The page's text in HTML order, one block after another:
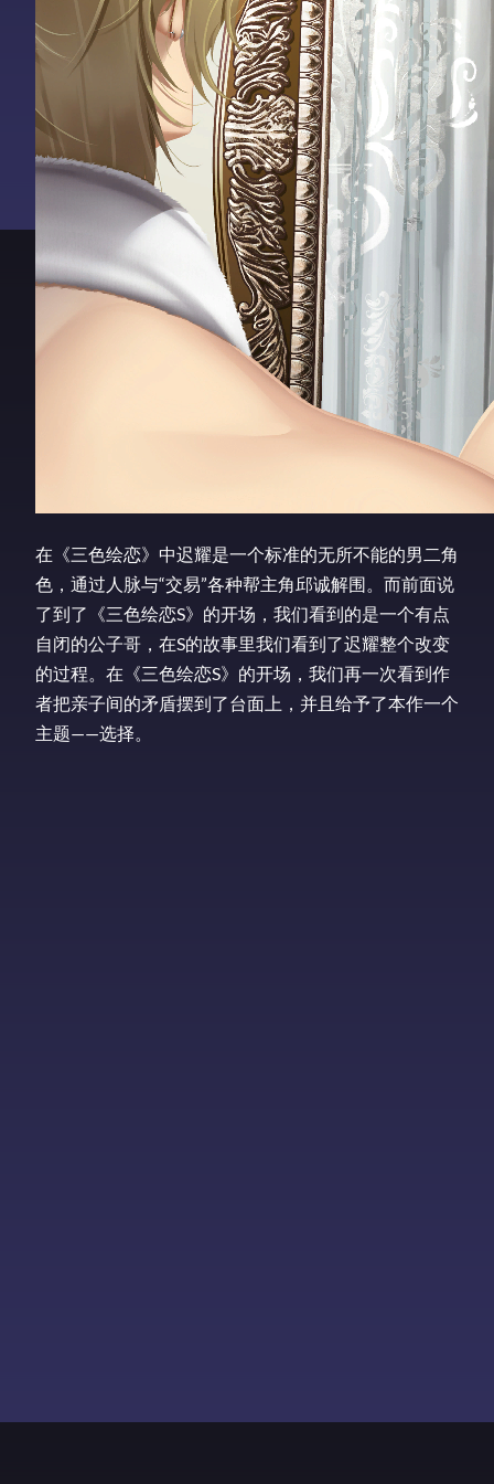
在《三色绘恋》中迟耀是一个标准的无所不能的男二角
色，通过人脉与“交易”各种帮主角邱诚解围。而前面说
了到了《三色绘恋S》的开场，我们看到的是一个有点
自闭的公子哥，在S的故事里我们看到了迟耀整个改变
的过程。在《三色绘恋S》的开场，我们再一次看到作
者把亲子间的矛盾摆到了台面上，并且给予了本作一个
主题——选择。